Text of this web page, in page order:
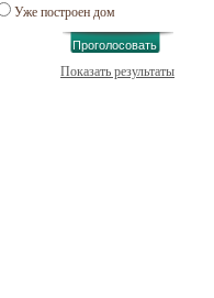
Уже построен дом
Показать результаты